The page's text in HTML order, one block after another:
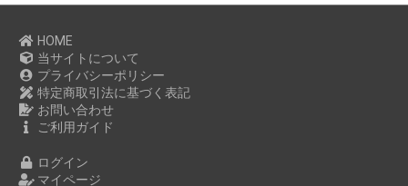
HOME
当サイトについて
プライバシーポリシー
特定商取引法に基づく表記
お問い合わせ
ご利用ガイド
ログイン
マイページ